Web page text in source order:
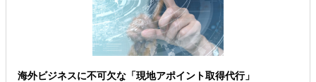
海外ビジネスに不可欠な「現地アポイント取得代行」